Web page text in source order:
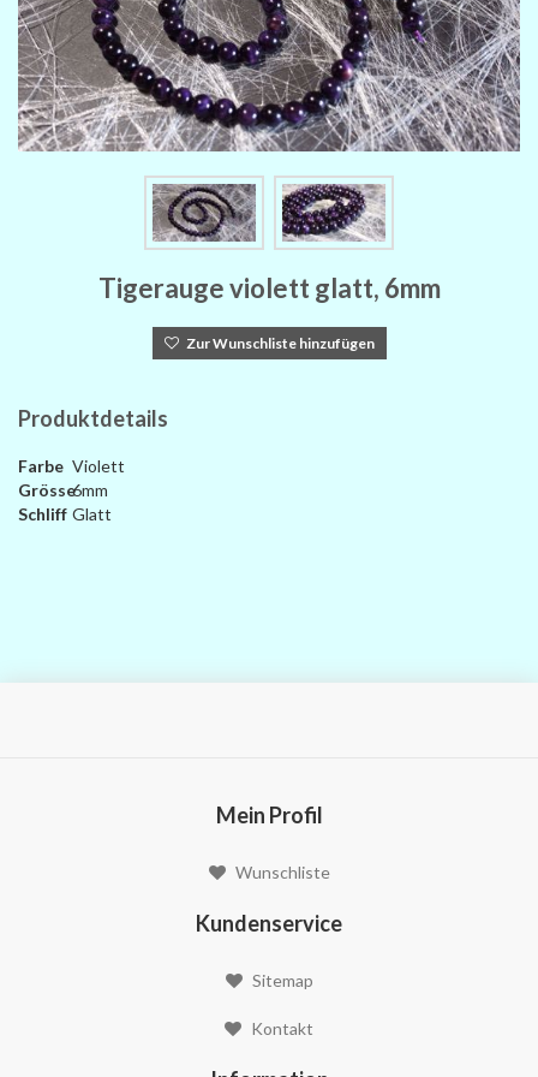
Tigerauge violett glatt, 6mm
Zur Wunschliste hinzufügen
Produktdetails
Farbe Violett
Grösse6mm
Schliff Glatt
Mein Profil
Wunschliste
Kundenservice
Sitemap
Kontakt